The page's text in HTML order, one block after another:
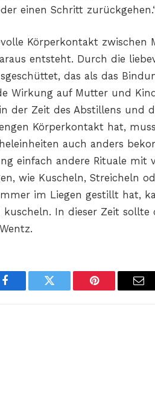
einen Schritt
Körperkontakt zwischen
entsteht. Durch die
das als das
Wirkung auf Mutter und
der Zeit des Abstillens und
Körperkontakt hat,
auch anders
einfach andere Rituale mit
wie Kuscheln, Streicheln
im Liegen gestillt hat,
In dieser Zeit sollte
Facebook Twitter Pinterest